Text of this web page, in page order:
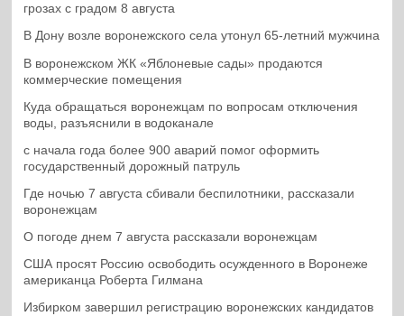
грозах с градом 8 августа
В Дону возле воронежского села утонул 65-летний мужчина
В воронежском ЖК «Яблоневые сады» продаются
коммерческие помещения
Куда обращаться воронежцам по вопросам отключения
воды, разъяснили в водоканале
с начала года более 900 аварий помог оформить
государственный дорожный патруль
Где ночью 7 августа сбивали беспилотники, рассказали
воронежцам
О погоде днем 7 августа рассказали воронежцам
США просят Россию освободить осужденного в Воронеже
американца Роберта Гилмана
Избирком завершил регистрацию воронежских кандидатов